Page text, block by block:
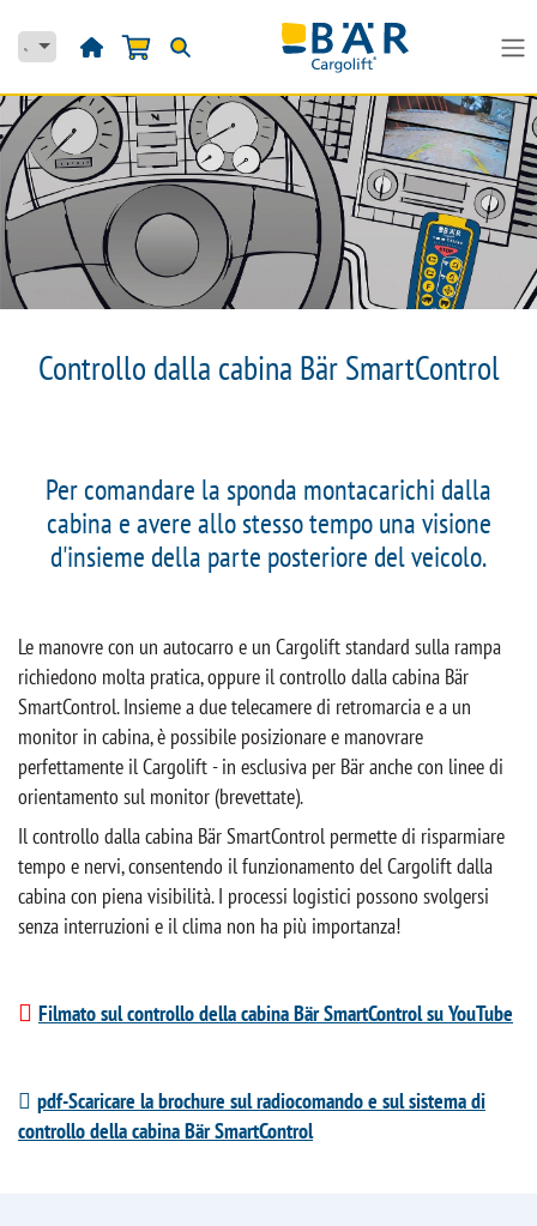
Controllo dalla cabina Bär SmartControl
Per comandare la sponda montacarichi dalla
cabina e avere allo stesso tempo una visione
d'insieme della parte posteriore del veicolo.
Le manovre con un autocarro e un Cargolift standard sulla rampa
richiedono molta pratica, oppure il controllo dalla cabina Bär
SmartControl. Insieme a due telecamere di retromarcia e a un
monitor in cabina, è possibile posizionare e manovrare
perfettamente il Cargolift - in esclusiva per Bär anche con linee di
orientamento sul monitor (brevettate).
Il controllo dalla cabina Bär SmartControl permette di risparmiare
tempo e nervi, consentendo il funzionamento del Cargolift dalla
cabina con piena visibilità. I processi logistici possono svolgersi
senza interruzioni e il clima non ha più importanza!
Filmato sul controllo della cabina Bär SmartControl su YouTube
pdf-Scaricare la brochure sul radiocomando e sul sistema di
controllo della cabina Bär SmartControl